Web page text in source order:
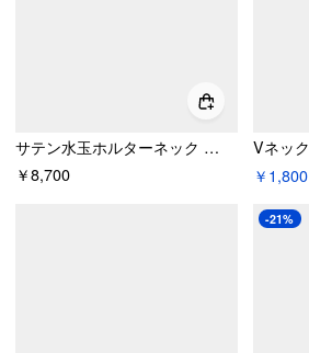
サテン水玉ホルターネック バックレスレーストリム マーメイドマキシドレス
￥8,700
￥1,800
-21%